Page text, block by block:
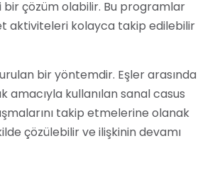
çözüm olabilir. Bu programlar
aktiviteleri kolayca takip edilebilir
bir yöntemdir. Eşler arasında
amacıyla kullanılan sanal casus
takip etmelerine olanak
çözülebilir ve ilişkinin devamı